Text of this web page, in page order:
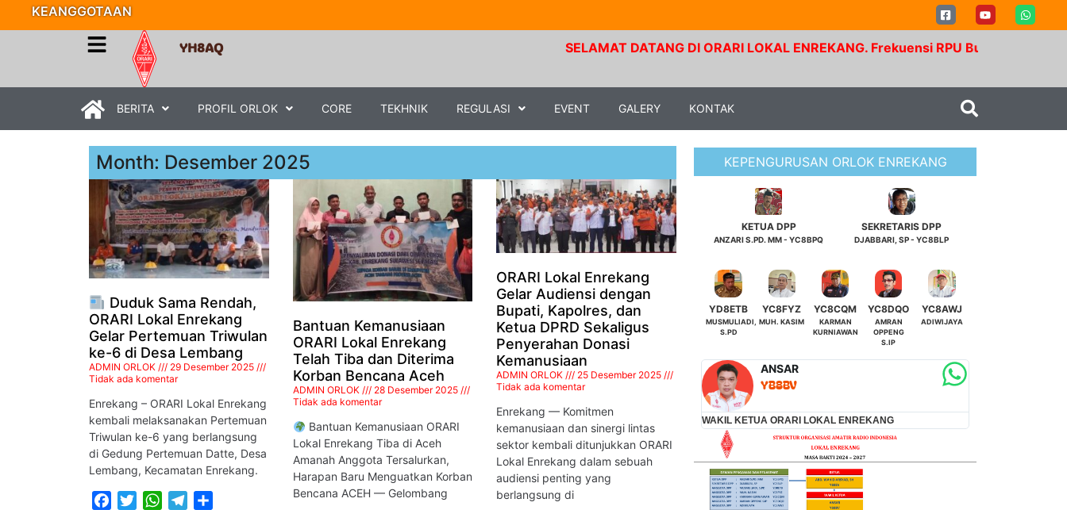
KEANGGOTAAN
YH8AQ SELAMAT DATANG DI ORARI LOKAL ENREKANG. Frekuensi RPU Buntu Bolong. Tx
BERITA PROFIL ORLOK CORE TEKHNIK REGULASI EVENT GALERY KONTAK
Month: Desember 2025
Duduk Sama Rendah,
ORARI Lokal Enrekang
Gelar Pertemuan Triwulan
ke-6 di Desa Lembang
ADMIN ORLOK
29 Desember 2025
Tidak ada komentar
Enrekang – ORARI Lokal Enrekang
kembali melaksanakan Pertemuan
Triwulan ke-6 yang berlangsung
di Gedung Pertemuan Datte, Desa
Lembang, Kecamatan Enrekang.
FacebookTwitterWhatsAppTelegram
Bantuan Kemanusiaan
ORARI Lokal Enrekang
Telah Tiba dan Diterima
Korban Bencana Aceh
ADMIN ORLOK
28 Desember 2025
Tidak ada komentar
Bantuan Kemanusiaan ORARI
Lokal Enrekang Tiba di Aceh
Amanah Anggota Tersalurkan,
Harapan Baru Menguatkan Korban
Bencana ACEH — Gelombang
ORARI Lokal Enrekang
Gelar Audiensi dengan
Bupati, Kapolres, dan
Ketua DPRD Sekaligus
Penyerahan Donasi
Kemanusiaan
ADMIN ORLOK
25 Desember 2025
Tidak ada komentar
Enrekang — Komitmen
kemanusiaan dan sinergi lintas
sektor kembali ditunjukkan ORARI
Lokal Enrekang dalam sebuah
audiensi penting yang
berlangsung di
KEPENGURUSAN ORLOK ENREKANG
KETUA DPP
ANZARI S.PD. MM - YC8BPQ
SEKRETARIS DPP
DJABBARI, SP - YC8BLP
YD8ETB
MUSMULIADI,
S.PD
YC8FYZ
MUH. KASIM
YC8CQM
KARMAN
KURNIAWAN
YC8DQO
AMRAN
OPPENG
S.IP
YC8AWJ
ADIWIJAYA
M. ANDIS
STAF KHUSUS
ABD.WAHID ARSYAD, SH
YB8EV
KETUA ORARI LOKAL ENREKANG
ANSAR
YB8BV
WAKIL KETUA ORARI LOKAL ENREKANG